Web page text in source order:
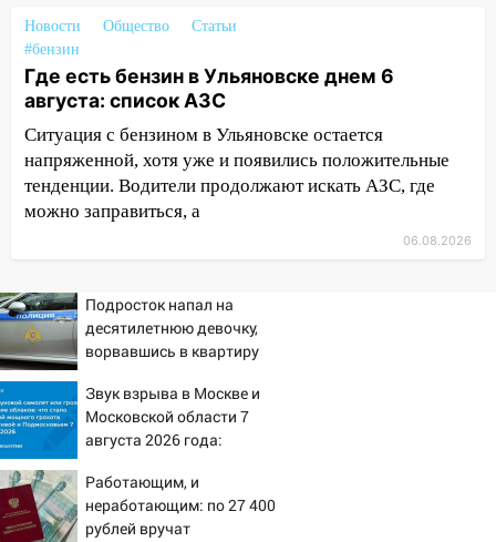
отличные шансы исправить старые
ошибки
06.08.2026
23:20 Прогноз погоды на 7 августа в
Ульяновской области
20:04 Ульяновцев приглашают на забег,
посвящённый Дню воздушного флота
России
руководителя частной компании
наказали за сокрытие прошлого своего
сотрудник
18:02
баскетбола!
Ульяновский областной суд
оставил в силе приговор руководству
«УльяновскФармации» за махинации на
3,2 млн рублей
Новости Общество
Статьи
#бензин
Где есть бензин в Ульяновске днем 6
августа: список АЗС
Ситуация с бензином в Ульяновске остается
напряженной, хотя уже и появились положительные
тенденции. Водители продолжают искать АЗС, где
можно заправиться, а
06.08.2026
Подросток напал на
десятилетнюю девочку,
ворвавшись в квартиру
Звук взрыва в Москве и
Московской области 7
августа 2026 года:
откуда был громкий
хлопок
Работающим, и
неработающим: по 27 400
рублей вручат